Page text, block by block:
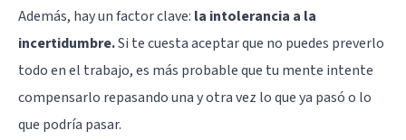
Además, hay un factor clave: la intolerancia a la
incertidumbre.Si te cuesta aceptar que no puedes preverlo
todo en el trabajo, es más probable que tu mente intente
compensarlo repasando una y otra vez lo que ya pasó o lo
que podría pasar.